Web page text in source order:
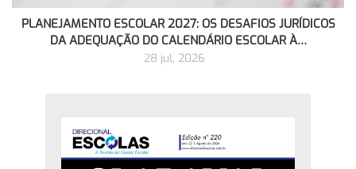
PLANEJAMENTO ESCOLAR 2027: OS DESAFIOS JURÍDICOS
DA ADEQUAÇÃO DO CALENDÁRIO ESCOLAR À…
28 jul, 2026